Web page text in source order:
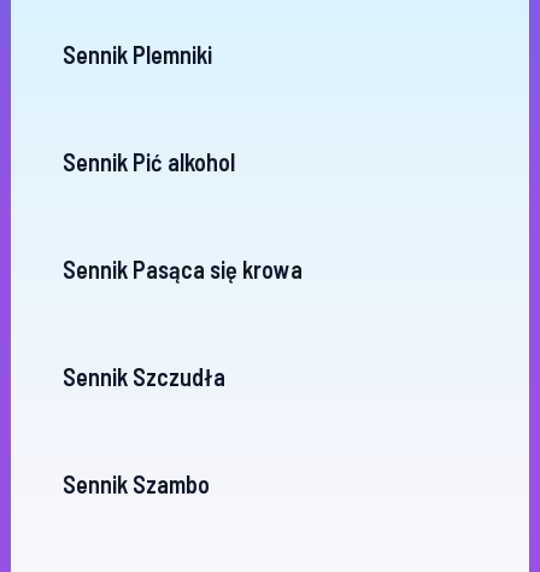
Sennik Plemniki
Sennik Pić alkohol
Sennik Pasąca się krowa
Sennik Szczudła
Sennik Szambo